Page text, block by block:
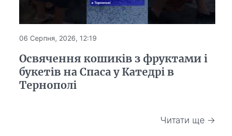
06 Серпня, 2026, 12:19
Освячення кошиків з фруктами і
букетів на Спаса у Катедрі в
Тернополі
Читати ще →